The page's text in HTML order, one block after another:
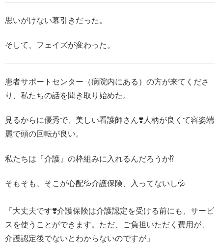
思いがけない幕引きだった。
そして、フェイズが変わった。
患者サポートセンター（病院内にある）の方が来てくださ
り、私たちの話を聞き取り始めた。
見るからに優秀で、美しい看護師さん❣️人柄が良くて容姿端
麗で頭の回転が良い。
私たちは『介護』の枠組みに入れるんだろうか⁉️
そもそも、そこが心配💦介護保険、入ってないし💦
「大丈夫です❣️介護保険は介護認定を受ける前にも、サービ
スを使うことができます。ただ、ご負担いただく費用が、
介護認定後でないとわからないのですが」